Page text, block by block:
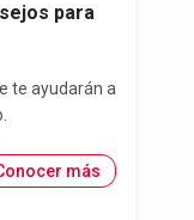
para
te ayudarán a
más